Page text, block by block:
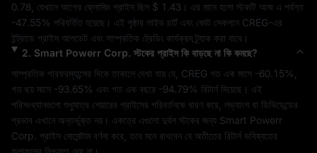
0.78 , যেখানে আগের ক্লোজিং প্রাইস ছিল $ 1.43
-47.55% পরিবর্তিত হয়েছে। এই পৃষ্ঠার লাইভ চার্ট এবং কোট সেকশনে CREG-এর
ইন্ট্রাডে প্রাইস আপডেট এবং সাম্প্রতিক ট্রেডিং কার্যক্রম ট্র্যাক করা যাবে।
2. Smart Powerr Corp. স্টকের প্রাইস কি বাড়ছে না কি কমছে?
সাম্প্রতিক পারফরম্যান্সের দিকে তাকালে দেখা যায় যে, CREG গত এক মাসে -60.15%
গত ছয় মাসে -93.65% এবং গত এক বছরে -94.79% রিটার্ন দিয়েছে। এই
পরিসংখ্যানগুলো শুধুমাত্র শেয়ারের প্রাইসের পরিবর্তনকে ধারণ করে, লভ্যাংশ বা ডিভিডেন্ডের
প্রভাব এখানে অন্তর্ভুক্ত নয়। একত্রে এগুলো দুর্বল স্টকের জন্য Smart Powerr
Corp. প্রাইস মোমেন্টাম বর্ণনা করে, তবে মনে রাখবেন যে অতীতের রিটার্ন ভবিষ্যতের